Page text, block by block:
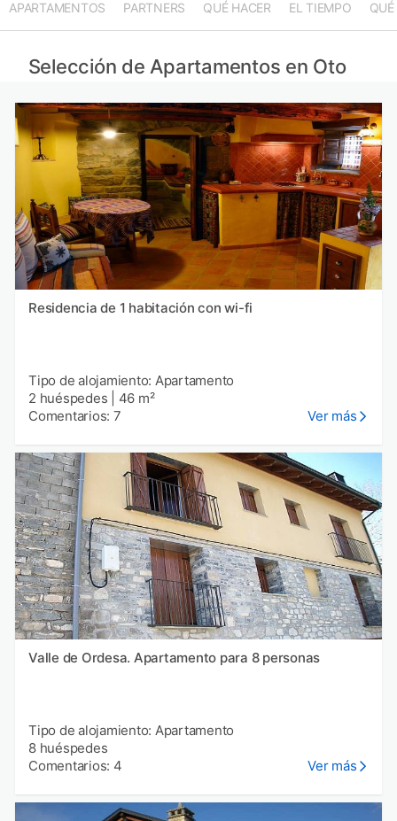
APARTAMENTOS PARTNERS QUÉ HACER EL TIEMPO QUÉ
Selección de Apartamentos en Oto
Residencia de 1 habitación con wi-fi
Tipo de alojamiento: Apartamento
2 huéspedes
46 m²
Comentarios: 7
Ver más
Valle de Ordesa. Apartamento para 8 personas
Tipo de alojamiento: Apartamento
8 huéspedes
Comentarios: 4
Ver más